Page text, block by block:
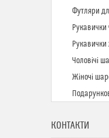
Футляри
Рукавички
Рукавички
Чоловічі
Жіночі
КОНТАКТИ